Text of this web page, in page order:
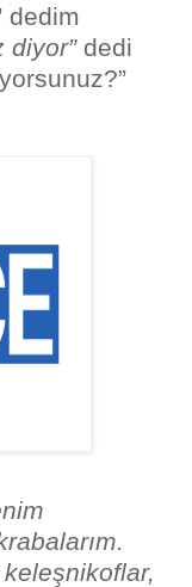
dedim
diyor”dedi